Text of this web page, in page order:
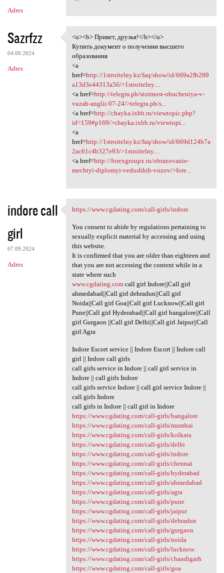
Adres
Sazrfzz
04.09.2024
Adres
<u><b> Привет, друзья!</b></u
<u><b> Привет, друзья!</b></u>
Купить документ о получении высшего
образования
<a
href=http://1stroitelny.kz/faq/show/id/669a2fb289
a13d3e44313a56/>1stroitelny....
<a href=http://telegra.ph/stoimost-obucheniya-v-
vuzah-anglii-07-24/>telegra.ph/s...
<a href=http://chayka.ixbb.ru/viewtopic.php?
id=159#p169/>chayka.ixbb.ru/viewtopi...
<a
href=http://1stroitelny.kz/faq/show/id/669d124b7a
2ac61c4b327e93/>1stroitelny....
<a href=http://forexgroupx.ru/obrazovanie-
mechtyi-diplomyi-vedushhih-vuzov/>fore...
indore call
girl
07.09.2024
Adres
https://www.cgdating.com/call
https://www.cgdating.com/call-girls/indore
You consent to abide by regulations pertaining to
sexually explicit material by accessing and using
this website.
It is confirmed that you are older than eighteen and
that you are not accessing the content while in a
state where such
www.cgdating.comcall girl Indore||Call girl
ahmedabad||Call girl dehradun||Call girl
Noida||Call girl Goa||Call girl Lucknow||Call girl
Pune||Call girl Hyderabad||Call girl bangalore||Call
girl Gurgaon ||Call girl Delhi||Call girl Jaipur||Call
girl Agra
Indore Escort service || Indore Escort || Indore call
girl || Indore call girls
call girls service in Indore || call girl service in
Indore || call girls Indore
call girls service Indore || call girl service Indore ||
call girls Indore
call girls in Indore || call girl in Indore
https://www.cgdating.com/call-girls/bangalore
https://www.cgdating.com/call-girls/mumbai
https://www.cgdating.com/call-girls/kolkata
https://www.cgdating.com/call-girls/delhi
https://www.cgdating.com/call-girls/indore
https://www.cgdating.com/call-girls/chennai
https://www.cgdating.com/call-girls/hyderabad
https://www.cgdating.com/call-girls/ahmedabad
https://www.cgdating.com/call-girls/agra
https://www.cgdating.com/call-girls/pune
https://www.cgdating.com/call-girls/jaipur
https://www.cgdating.com/call-girls/dehradun
https://www.cgdating.com/call-girls/gurgaon
https://www.cgdating.com/call-girls/noida
https://www.cgdating.com/call-girls/lucknow
https://www.cgdating.com/call-girls/chandigarh
https://www.cgdating.com/call-girls/goa